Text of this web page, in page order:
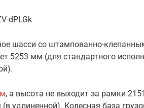
dPLGk
шасси со штампованно-
5253 мм (для стандартного
, а высота не выходит за рамки
удлиненной). Колесная база